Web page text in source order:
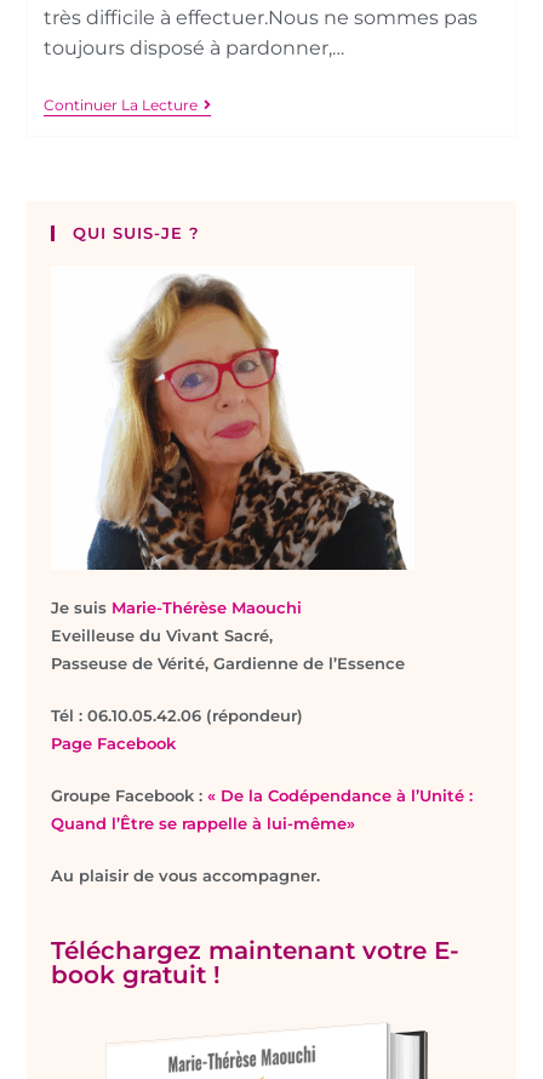
très difficile à effectuer.Nous ne sommes pas
toujours disposé à pardonner,…
Continuer La Lecture
QUI SUIS-JE ?
Je suis Marie-Thérèse Maouchi
Eveilleuse du Vivant Sacré,
Passeuse de Vérité, Gardienne de l’Essence
Tél : 06.10.05.42.06 (répondeur)
Page Facebook
Groupe Facebook :« De la Codépendance à l’Unité :
Quand l’Être se rappelle à lui-même»
Au plaisir de vous accompagner.
Téléchargez maintenant votre E-
book gratuit !